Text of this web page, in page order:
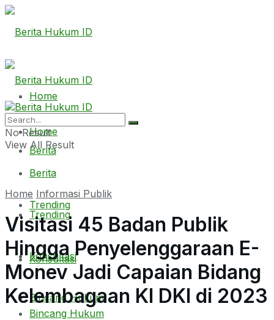
Home
Berita
Trending
Konsultasi
Bincang Hukum
Home
Berita
Trending
Konsultasi
Bincang Hukum
No Result
View All Result
Home Informasi Publik
Visitasi 45 Badan Publik
Hingga Penyelenggaraan E-
Monev Jadi Capaian Bidang
Kelembagaan KI DKI di 2023